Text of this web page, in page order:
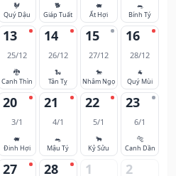
🐓
Quý Dậu
🐕
Giáp Tuất
🐖
Ất Hợi
🐀
Bính Tý
13
25/12
🐉
Canh Thìn
14
26/12
🐍
Tân Tỵ
15
27/12
🐎
Nhâm Ngọ
16
28/12
🐐
Quý Mùi
20
3/1
🐖
Đinh Hợi
21
4/1
🐀
Mậu Tý
22
5/1
🐂
Kỷ Sửu
23
6/1
🐅
Canh Dần
27 28 1 2